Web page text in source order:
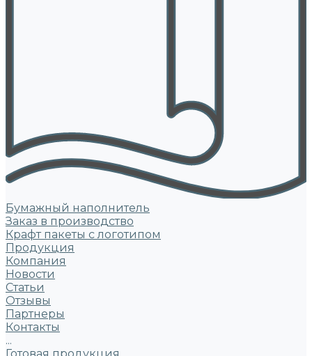
Бумажный наполнитель
Заказ в производство
Крафт пакеты с логотипом
Продукция
Компания
Новости
Статьи
Отзывы
Партнеры
Контакты
...